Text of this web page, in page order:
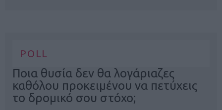
POLL
Ποια θυσία δεν θα λογάριαζες
καθόλου προκειμένου να πετύχεις
το δρομικό σου στόχο;